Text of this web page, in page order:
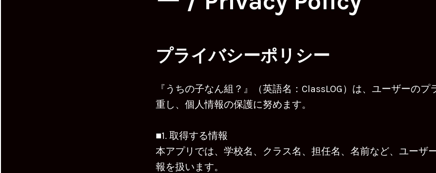
プライバシーポリシー
『うちの子なん組？』（英語名：ClassLOG）は、ユーザーのプ
重し、個人情報の保護に努めます。
■1. 取得する情報
本アプリでは、学校名、クラス名、担任名、名前など、ユーザ
報を扱います。